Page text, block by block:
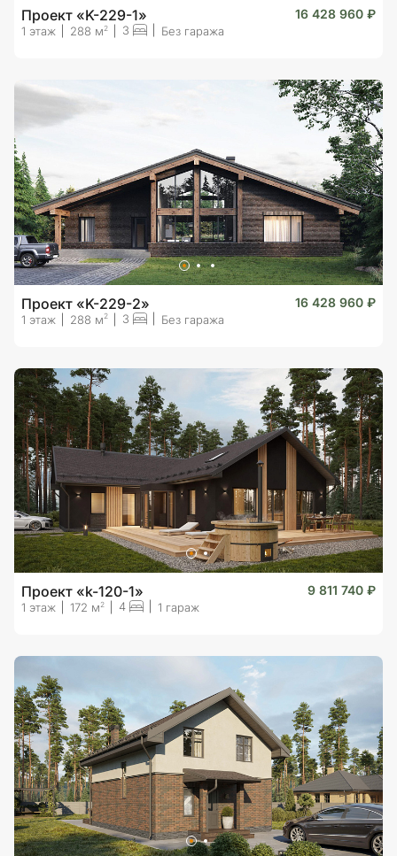
Проект «K-229-1» 16 428 960 ₽
1 этаж 288 м 2 3 Без гаража
Проект «K-229-2» 16 428 960 ₽
1 этаж 288 м2 3 Без гаража
Проект «k-120-1» 9 811 740 ₽
1 этаж 172 м 2 4 1 гараж